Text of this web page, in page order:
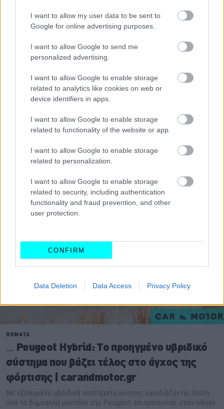
I want to allow my user data to be sent to
Google for online advertising purposes.
I want to allow Google to send me
personalized advertising.
I want to allow Google to enable storage
related to analytics like cookies on web or
device identifiers in apps.
I want to allow Google to enable storage
related to functionality of the website or app.
I want to allow Google to enable storage
related to personalization.
I want to allow Google to enable storage
related to security, including authentication
functionality and fraud prevention, and other
user protection.
CONFIRM
Data Deletion Data Access Privacy Policy
με την κυβέρνηση.
Από το2008, ηSpaceXέχει εξασφαλίσει
σχεδόν 20
δισεκατομμύρια δολάρια σε ομοσπονδιακή
χρηματοδότησηγια τη μεταφορά αστροναυτών και
δορυφόρων στο διάστημα. Η Tesla, επίσης, είχε ήδη
λάβει 41,9 εκ. δολάρια από την κυβέρνηση των ΗΠΑ,
συμπεριλαμβανομένων πληρωμών για οχήματα που
διατέθηκαν σε ορισμένες αμερικανικές πρεσβείες.
Διαβάστε επίσης